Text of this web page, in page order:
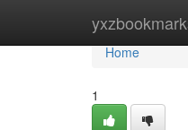
Home
Home
1